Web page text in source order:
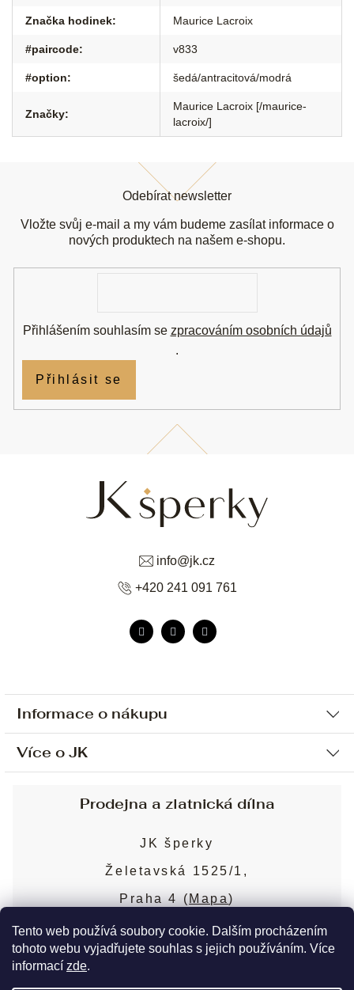
Tento web používá soubory cookie. Dalším procházením
tohoto webu vyjadřujete souhlas s jejich používáním. Více
informací zde.
Značka hodinek: Maurice Lacroix
#paircode: v833
#option: šedá/antracitová/modrá
Značky:
Maurice Lacroix [/maurice-
lacroix/]
Informace o nákupu
Ochrana osobních údajů
Sjednání osobní schůzky
Obchodní podmínky
Puncovní značky
Více o JK
Blog
Nejčastější dotazy
info@jk.cz
+420 241 091 761
Odebírat newsletter
Vložte svůj e-mail a my vám budeme zasílat informace o
nových produktech na našem e-shopu.
Přihlášením souhlasím se zpracováním osobních údajů
.
Přihlásit se
Prodejna a zlatnická dílna
JK šperky
Želetavská 1525/1,
Praha 4 ( Mapa)
Více o prodejně
Copyright 2026JK šperky. Všechna práva